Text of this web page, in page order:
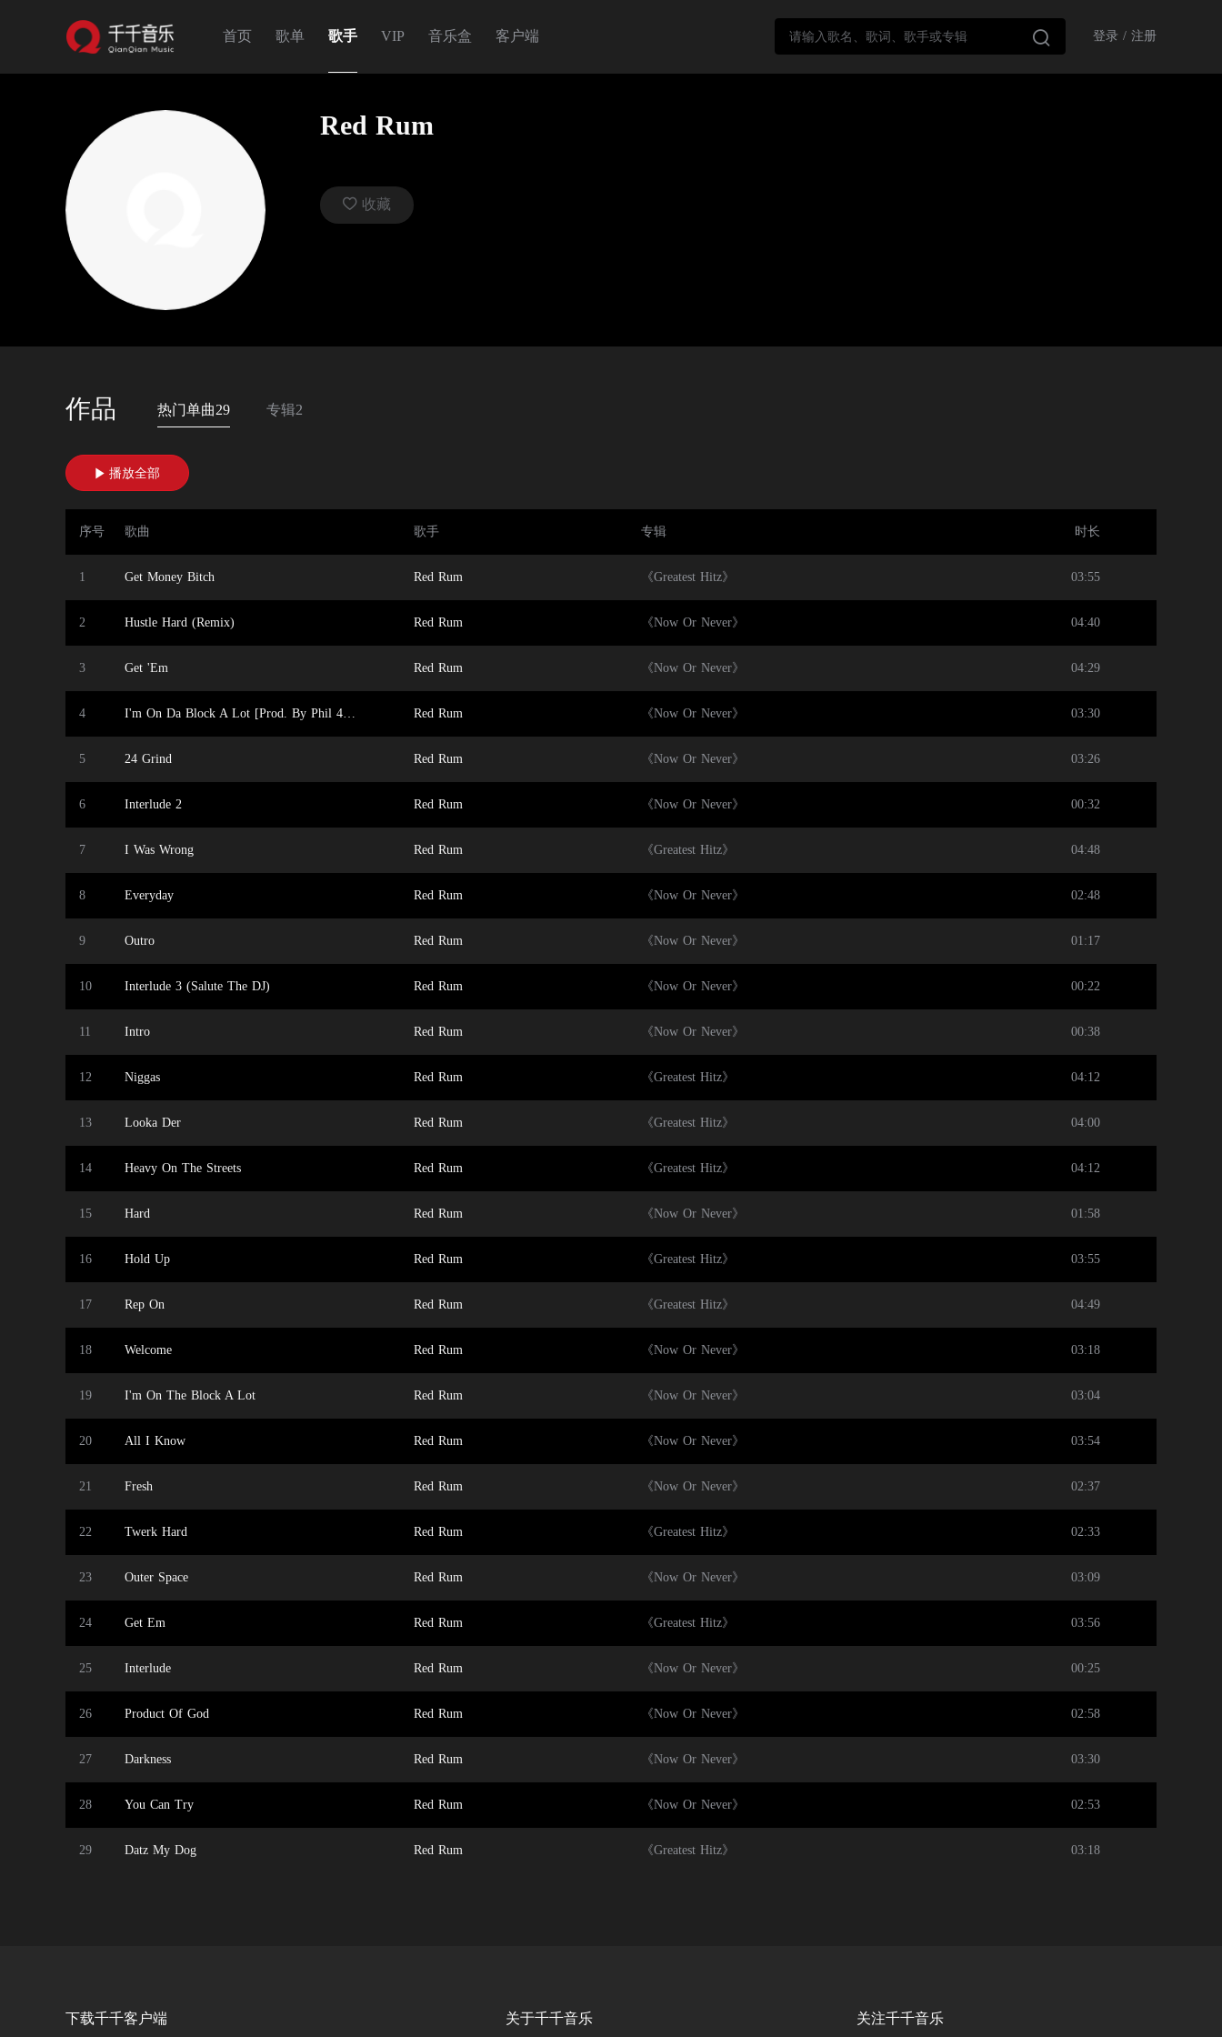
首页 歌单 歌手 VIP 音乐盒 客户端  登录 / 注册
Red Rum
 收藏
作品 热门单曲29 专辑2
 播放全部
序号 歌曲 歌手 专辑 时长
1 Get Money Bitch Red Rum 《Greatest Hitz》 03:55
2 Hustle Hard (Remix) Red Rum 《Now Or Never》 04:40
3 Get 'Em Red Rum 《Now Or Never》 04:29
4 I'm On Da Block A Lot [Prod. By Phil 4 Real] Red Rum 《Now Or Never》 03:30
5 24 Grind Red Rum 《Now Or Never》 03:26
6 Interlude 2 Red Rum 《Now Or Never》 00:32
7 I Was Wrong Red Rum 《Greatest Hitz》 04:48
8 Everyday Red Rum 《Now Or Never》 02:48
9 Outro Red Rum 《Now Or Never》 01:17
10 Interlude 3 (Salute The DJ) Red Rum 《Now Or Never》 00:22
11 Intro Red Rum 《Now Or Never》 00:38
12 Niggas Red Rum 《Greatest Hitz》 04:12
13 Looka Der Red Rum 《Greatest Hitz》 04:00
14 Heavy On The Streets Red Rum 《Greatest Hitz》 04:12
15 Hard Red Rum 《Now Or Never》 01:58
16 Hold Up Red Rum 《Greatest Hitz》 03:55
17 Rep On Red Rum 《Greatest Hitz》 04:49
18 Welcome Red Rum 《Now Or Never》 03:18
19 I'm On The Block A Lot Red Rum 《Now Or Never》 03:04
20 All I Know Red Rum 《Now Or Never》 03:54
21 Fresh Red Rum 《Now Or Never》 02:37
22 Twerk Hard Red Rum 《Greatest Hitz》 02:33
23 Outer Space Red Rum 《Now Or Never》 03:09
24 Get Em Red Rum 《Greatest Hitz》 03:56
25 Interlude Red Rum 《Now Or Never》 00:25
26 Product Of God Red Rum 《Now Or Never》 02:58
27 Darkness Red Rum 《Now Or Never》 03:30
28 You Can Try Red Rum 《Now Or Never》 02:53
29 Datz My Dog Red Rum 《Greatest Hitz》 03:18
下载千千客户端 关于千千音乐 关注千千音乐